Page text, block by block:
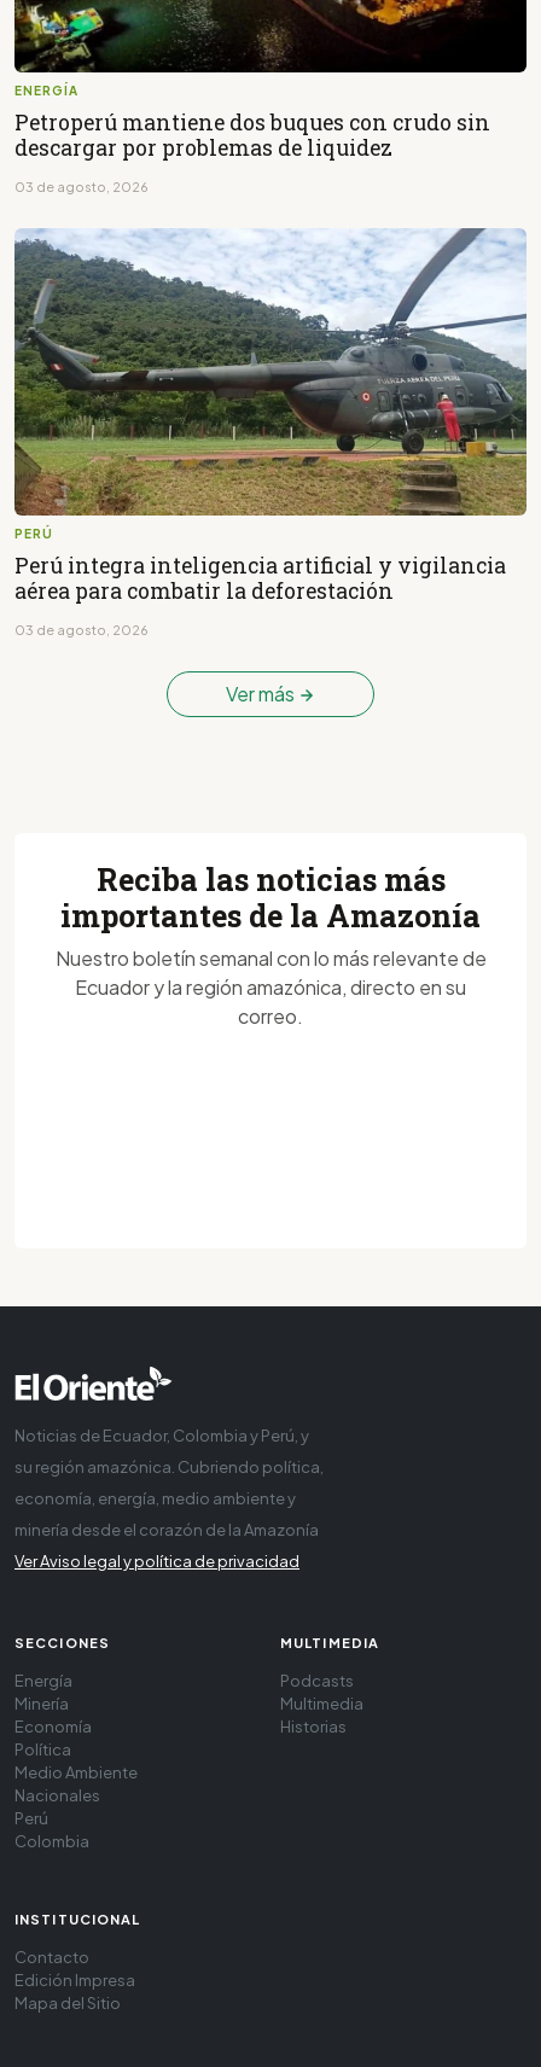
ENERGÍA
Petroperú mantiene dos buques con crudo sin
descargar por problemas de liquidez
03 de agosto, 2026
PERÚ
Perú integra inteligencia artificial y vigilancia
aérea para combatir la deforestación
03 de agosto, 2026
Ver más
Reciba las noticias más
importantes de la Amazonía
Nuestro boletín semanal con lo más relevante de
Ecuador y la región amazónica, directo en su
correo.
Noticias de Ecuador, Colombia y Perú, y
su región amazónica. Cubriendo política,
economía, energía, medio ambiente y
minería desde el corazón de la Amazonía
Ver Aviso legal y política de privacidad
SECCIONES
Energía
Minería
Economía
Política
Medio Ambiente
Nacionales
Perú
Colombia
MULTIMEDIA
Podcasts
Multimedia
Historias
INSTITUCIONAL
Contacto
Edición Impresa
Mapa del Sitio